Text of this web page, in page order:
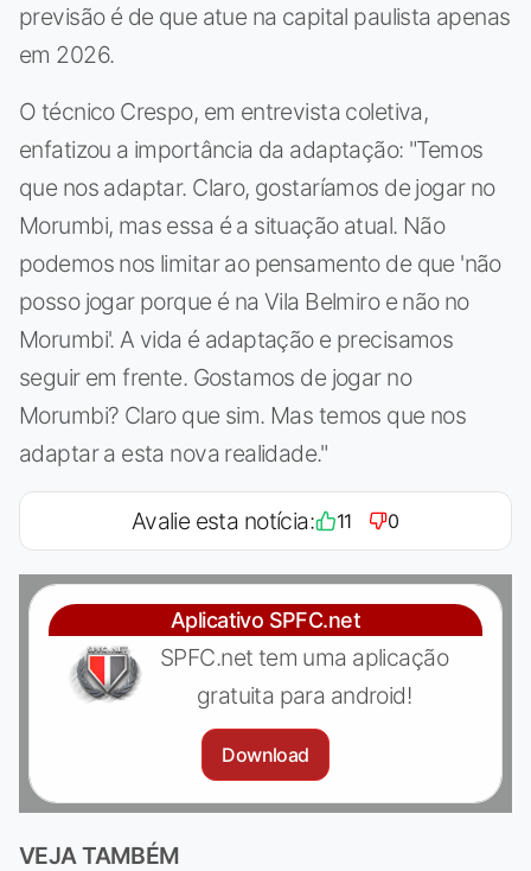
previsão é de que atue na capital paulista apenas
em 2026.
O técnico Crespo, em entrevista coletiva,
enfatizou a importância da adaptação: "Temos
que nos adaptar. Claro, gostaríamos de jogar no
Morumbi, mas essa é a situação atual. Não
podemos nos limitar ao pensamento de que 'não
posso jogar porque é na Vila Belmiro e não no
Morumbi'. A vida é adaptação e precisamos
seguir em frente. Gostamos de jogar no
Morumbi? Claro que sim. Mas temos que nos
adaptar a esta nova realidade."
Avalie esta notícia: 11 0
Aplicativo SPFC.net
SPFC.net tem uma aplicação
gratuita para android!
Download
VEJA TAMBÉM